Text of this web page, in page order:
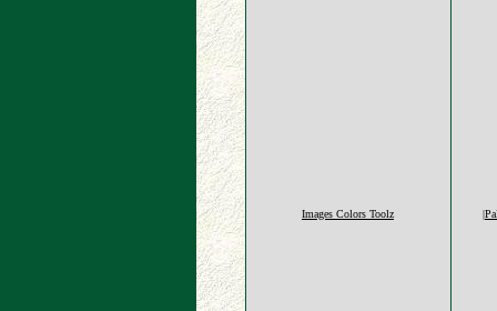
Images Colors Toolz